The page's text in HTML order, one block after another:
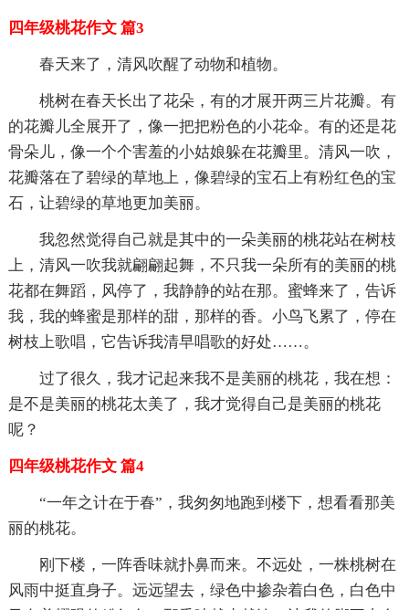
四年级桃花作文 篇3
春天来了，清风吹醒了动物和植物。
桃树在春天长出了花朵，有的才展开两三片花瓣。有
的花瓣儿全展开了，像一把把粉色的小花伞。有的还是花
骨朵儿，像一个个害羞的小姑娘躲在花瓣里。清风一吹，
花瓣落在了碧绿的草地上，像碧绿的宝石上有粉红色的宝
石，让碧绿的草地更加美丽。
我忽然觉得自己就是其中的一朵美丽的桃花站在树枝
上，清风一吹我就翩翩起舞，不只我一朵所有的美丽的桃
花都在舞蹈，风停了，我静静的站在那。蜜蜂来了，告诉
我，我的蜂蜜是那样的甜，那样的香。小鸟飞累了，停在
树枝上歌唱，它告诉我清早唱歌的好处……。
过了很久，我才记起来我不是美丽的桃花，我在想：
是不是美丽的桃花太美了，我才觉得自己是美丽的桃花
呢？
四年级桃花作文 篇4
“一年之计在于春”，我匆匆地跑到楼下，想看看那美
丽的桃花。
刚下楼，一阵香味就扑鼻而来。不远处，一株桃树在
风雨中挺直身子。远远望去，绿色中掺杂着白色，白色中